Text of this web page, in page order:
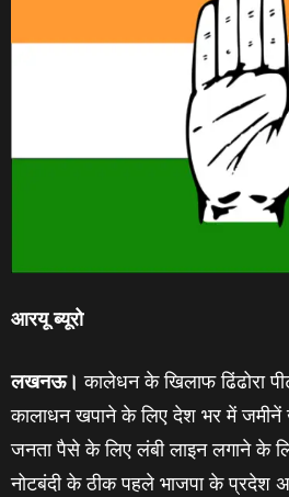
आरयू ब्‍यूरो
लखनऊ। कालेधन के खिलाफ ढिंढोरा
कालाधन खपाने के लिए देश भर में
जनता पैसे के लिए लंबी लाइन लगाने के
नोटबंदी के ठीक पहले भाजपा के प्रदेश